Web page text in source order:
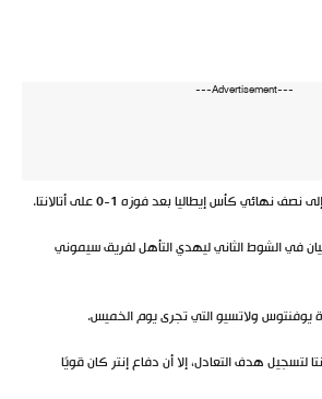
---Advertisement---
نهائي كأس إيطاليا بعد فوزه 1-0 على أتالانتا.
في الشوط الثاني ليهدي التأهل لفريق سيموني
يوفنتوس ولاتسيو التي تجرى يوم الخميس.
لتسجيل هدف التعادل، إلا أن دفاع إنتر كان قويًا